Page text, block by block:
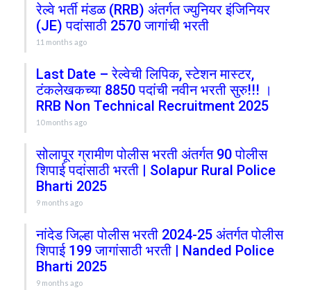
रेल्वे भर्ती मंडळ (RRB) अंतर्गत ज्युनियर इंजिनियर
(JE) पदांसाठी 2570 जागांची भरती
11 months ago
Last Date – रेल्वेची लिपिक, स्टेशन मास्टर,
टंकलेखकच्या 8850 पदांची नवीन भरती सुरु!!! ।
RRB Non Technical Recruitment 2025
10 months ago
सोलापूर ग्रामीण पोलीस भरती अंतर्गत 90 पोलीस
शिपाई पदांसाठी भरती | Solapur Rural Police
Bharti 2025
9 months ago
नांदेड जिल्हा पोलीस भरती 2024-25 अंतर्गत पोलीस
शिपाई 199 जागांसाठी भरती | Nanded Police
Bharti 2025
9 months ago